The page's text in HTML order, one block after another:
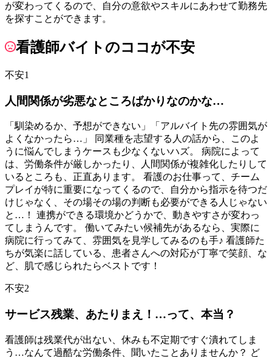
が変わってくるので、自分の意欲やスキルにあわせて勤務先
を探すことができます。
看護師バイトのココが不安
不安1
人間関係が劣悪なところばかりなのかな…
「馴染めるか、予想ができない」「アルバイト先の雰囲気が
よくなかったら…」 同業種を志望する人の話から、このよ
うに悩んでしまうケースも少なくないハズ。 病院によって
は、労働条件が厳しかったり、人間関係が複雑化したりして
いるところも、正直あります。 看護のお仕事って、チーム
プレイが特に重要になってくるので、自分から指示を待つだ
けじゃなく、その場その場の判断も必要ができる人じゃない
と…！ 連携ができる環境かどうかで、動きやすさが変わっ
てしまうんです。 働いてみたい候補先があるなら、実際に
病院に行ってみて、雰囲気を見学してみるのも手♪ 看護師た
ちが気楽に話している、患者さんへの対応が丁寧で笑顔、な
ど、肌で感じられたらベストです！
不安2
サービス残業、あたりまえ！…って、本当？
看護師は残業代が出ない、休みも不定期ですぐ潰れてしま
う…なんて過酷な労働条件、聞いたことありませんか？ ど